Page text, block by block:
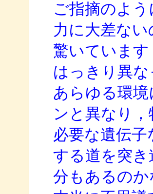
ご指摘のよ
力に大差な
驚いていま
はっきり異
あらゆる環
ンと異なり
必要な遺伝
する道を突
分もあるの